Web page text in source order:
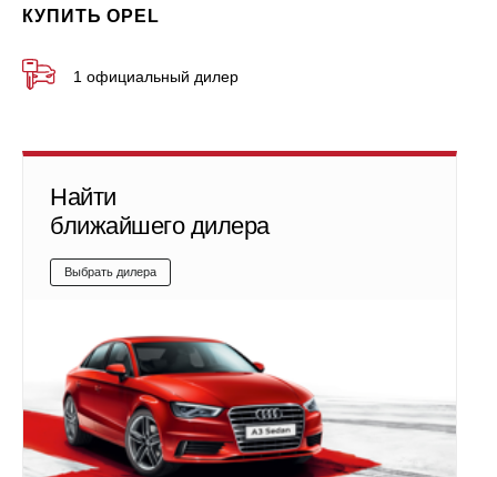
КУПИТЬ OPEL
1 официальный дилер
Найти
ближайшего дилера
Выбрать дилера